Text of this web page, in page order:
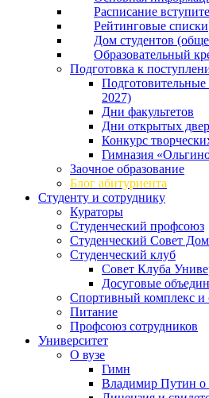
Расписание
Рейтинговые списки
Дом студентов
Образовательный
Подготовка к
2027)
Дни факультетов
Дни открытых
Конкурс
Гимназия
Заочное образование
Блог абитуриента
Студенту и сотруднику
Кураторы
Студенческий профсоюз
Студенческий Совет
Студенческий клуб
Совет Клуба
Досуговые
Спортивный комплекс и
Питание
Профсоюз сотрудников
Университет
О вузе
Гимн
Владимир Путин